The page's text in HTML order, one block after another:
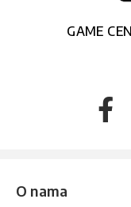
GAME
O nama